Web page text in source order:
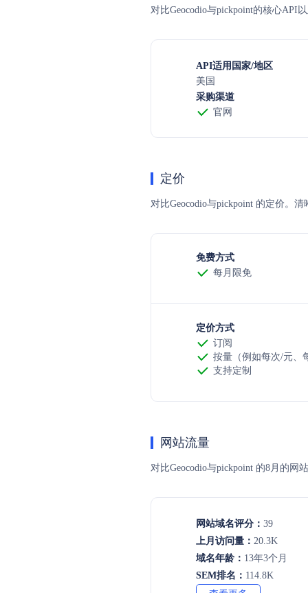
对比Geocodio与pickpoint的核心API
API适用国家/地区
美国
采购渠道
官网
定价
对比Geocodio与pickpoint 的定价。
免费方式
每月限免
定价方式
订阅
按量（例如每次/元、
支持定制
网站流量
对比Geocodio与pickpoint 的8月的
网站域名评分： 39
上月访问量： 20.3K
域名年龄： 13年3个月
SEM排名： 114.8K